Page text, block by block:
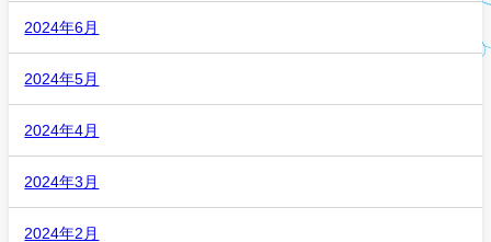
2024年6月
2024年5月
2024年4月
2024年3月
2024年2月